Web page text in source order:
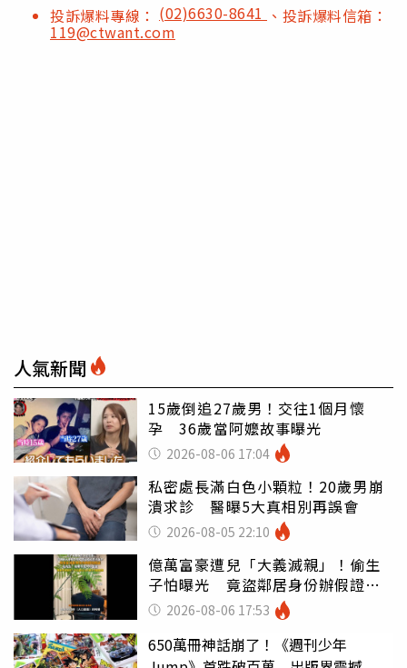
投訴爆料專線： (02)6630-8641 、投訴爆料信箱：
119@ctwant.com
人氣新聞
15歲倒追27歲男！交往1個月懷
孕 36歲當阿嬤故事曝光
2026-08-06 17:04
私密處長滿白色小顆粒！20歲男崩
潰求診 醫曝5大真相別再誤會
2026-08-05 22:10
億萬富豪遭兒「大義滅親」！偷生
子怕曝光 竟盜鄰居身份辦假證落
戶 2026-08-06 17:53
650萬冊神話崩了！《週刊少年